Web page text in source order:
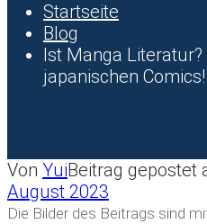
Startseite
Blog
Ist Manga
japanischen Comics!
Von YuiBeitrag gepostet
August 2023
Die Bilder des Beitrags sind